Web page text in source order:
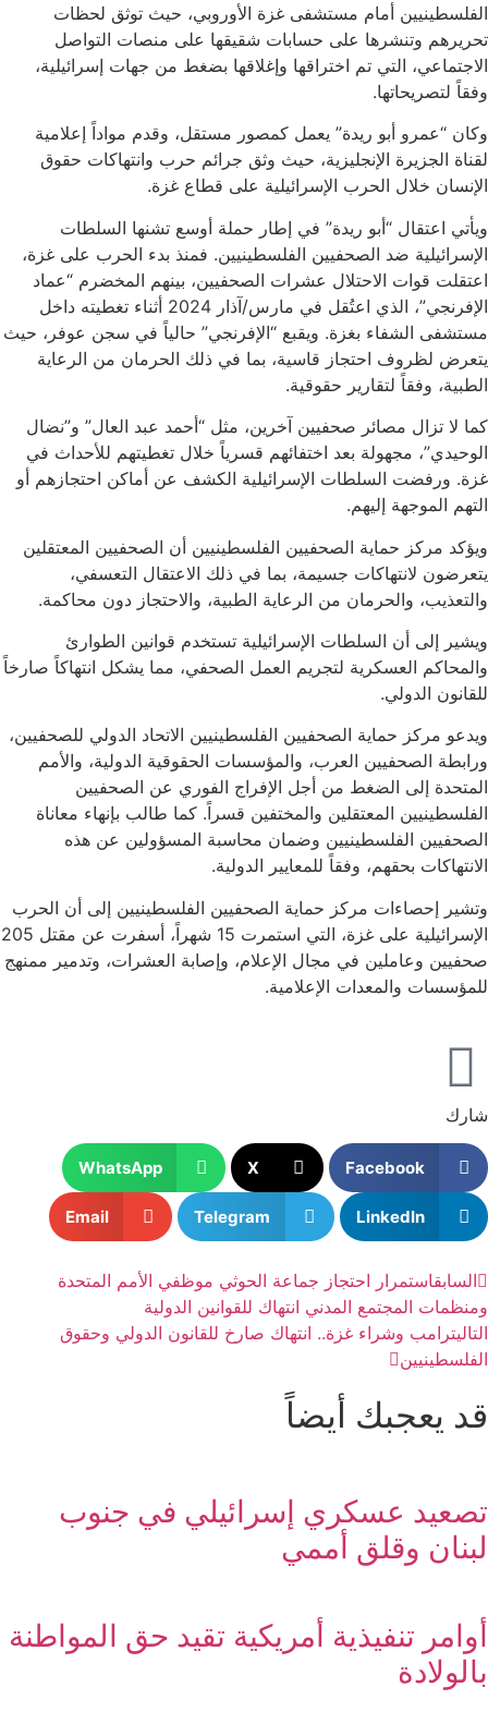
الفلسطينيين أمام مستشفى غزة الأوروبي، حيث توثق لحظات
تحريرهم وتنشرها على حسابات شقيقها على منصات التواصل
الاجتماعي، التي تم اختراقها وإغلاقها بضغط من جهات إسرائيلية،
وفقاً لتصريحاتها.
وكان “عمرو أبو ريدة” يعمل كمصور مستقل، وقدم مواداً إعلامية
لقناة الجزيرة الإنجليزية، حيث وثق جرائم حرب وانتهاكات حقوق
الإنسان خلال الحرب الإسرائيلية على قطاع غزة.
ويأتي اعتقال “أبو ريدة” في إطار حملة أوسع تشنها السلطات
الإسرائيلية ضد الصحفيين الفلسطينيين. فمنذ بدء الحرب على غزة،
اعتقلت قوات الاحتلال عشرات الصحفيين، بينهم المخضرم “عماد
الإفرنجي”، الذي اعتُقل في مارس/آذار 2024 أثناء تغطيته داخل
مستشفى الشفاء بغزة. ويقبع “الإفرنجي” حالياً في سجن عوفر، حيث
يتعرض لظروف احتجاز قاسية، بما في ذلك الحرمان من الرعاية
الطبية، وفقاً لتقارير حقوقية.
كما لا تزال مصائر صحفيين آخرين، مثل “أحمد عبد العال” و”نضال
الوحيدي”، مجهولة بعد اختفائهم قسرياً خلال تغطيتهم للأحداث في
غزة. ورفضت السلطات الإسرائيلية الكشف عن أماكن احتجازهم أو
التهم الموجهة إليهم.
ويؤكد مركز حماية الصحفيين الفلسطينيين أن الصحفيين المعتقلين
يتعرضون لانتهاكات جسيمة، بما في ذلك الاعتقال التعسفي،
والتعذيب، والحرمان من الرعاية الطبية، والاحتجاز دون محاكمة.
ويشير إلى أن السلطات الإسرائيلية تستخدم قوانين الطوارئ
والمحاكم العسكرية لتجريم العمل الصحفي، مما يشكل انتهاكاً صارخاً
للقانون الدولي.
ويدعو مركز حماية الصحفيين الفلسطينيين الاتحاد الدولي للصحفيين،
ورابطة الصحفيين العرب، والمؤسسات الحقوقية الدولية، والأمم
المتحدة إلى الضغط من أجل الإفراج الفوري عن الصحفيين
الفلسطينيين المعتقلين والمختفين قسراً. كما طالب بإنهاء معاناة
الصحفيين الفلسطينيين وضمان محاسبة المسؤولين عن هذه
الانتهاكات بحقهم، وفقاً للمعايير الدولية.
وتشير إحصاءات مركز حماية الصحفيين الفلسطينيين إلى أن الحرب
الإسرائيلية على غزة، التي استمرت 15 شهراً، أسفرت عن مقتل 205
صحفيين وعاملين في مجال الإعلام، وإصابة العشرات، وتدمير ممنهج
للمؤسسات والمعدات الإعلامية.
شارك
Facebook
X
WhatsApp
LinkedIn
Telegram
Email
السابقاستمرار احتجاز جماعة الحوثي موظفي الأمم المتحدة
ومنظمات المجتمع المدني انتهاك للقوانين الدولية
التاليترامب وشراء غزة.. انتهاك صارخ للقانون الدولي وحقوق
الفلسطينيين
قد يعجبك أيضاً
تصعيد عسكري إسرائيلي في جنوب
لبنان وقلق أممي
أوامر تنفيذية أمريكية تقيد حق المواطنة
بالولادة